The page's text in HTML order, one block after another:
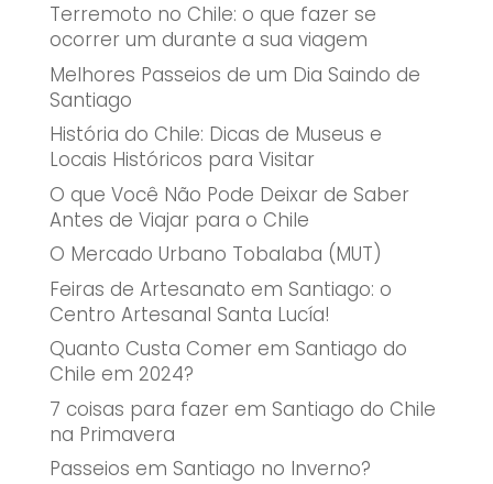
Terremoto no Chile: o que fazer se
ocorrer um durante a sua viagem
Melhores Passeios de um Dia Saindo de
Santiago
História do Chile: Dicas de Museus e
Locais Históricos para Visitar
O que Você Não Pode Deixar de Saber
Antes de Viajar para o Chile
O Mercado Urbano Tobalaba (MUT)
Feiras de Artesanato em Santiago: o
Centro Artesanal Santa Lucía!
Quanto Custa Comer em Santiago do
Chile em 2024?
7 coisas para fazer em Santiago do Chile
na Primavera
Passeios em Santiago no Inverno?